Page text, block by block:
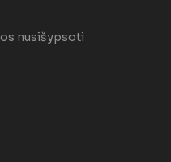
nusišypsoti